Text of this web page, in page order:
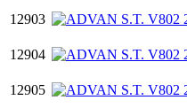
12903
12904
12905